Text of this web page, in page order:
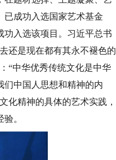
已成功入选国家艺术基金
功入选该项目。习近平总书
还是现在都有其永不褪色的
“中华优秀传统文化是中华
们中国人思想和精神的内
化精神的具体的艺术实践，
。